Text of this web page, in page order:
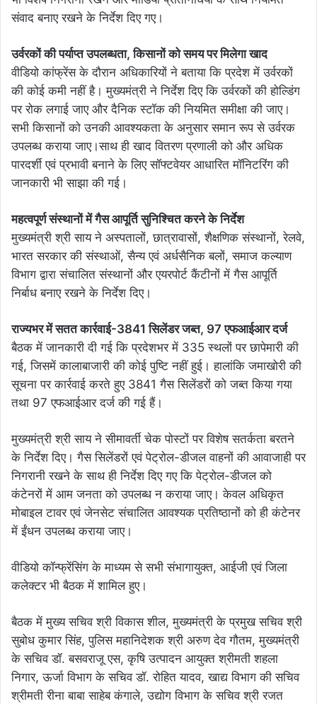
संवाद बनाए रखने के निर्देश दिए गए।
उर्वरकों की पर्याप्त उपलब्धता, किसानों को समय पर मिलेगा खाद
वीडियो कांफ्रेंस के दौरान अधिकारियों ने बताया कि प्रदेश में उर्वरकों
की कोई कमी नहीं है। मुख्यमंत्री ने निर्देश दिए कि उर्वरकों की होल्डिंग
पर रोक लगाई जाए और दैनिक स्टॉक की नियमित समीक्षा की जाए।
सभी किसानों को उनकी आवश्यकता के अनुसार समान रूप से उर्वरक
उपलब्ध कराया जाए।साथ ही खाद वितरण प्रणाली को और अधिक
पारदर्शी एवं प्रभावी बनाने के लिए सॉफ्टवेयर आधारित मॉनिटरिंग की
जानकारी भी साझा की गई।
महत्वपूर्ण संस्थानों में गैस आपूर्ति सुनिश्चित करने के निर्देश
मुख्यमंत्री श्री साय ने अस्पतालों, छात्रावासों, शैक्षणिक संस्थानों, रेलवे,
भारत सरकार की संस्थाओं, सैन्य एवं अर्धसैनिक बलों, समाज कल्याण
विभाग द्वारा संचालित संस्थानों और एयरपोर्ट कैंटीनों में गैस आपूर्ति
निर्बाध बनाए रखने के निर्देश दिए।
राज्यभर में सतत कार्रवाई-3841 सिलेंडर जब्त, 97 एफआईआर दर्ज
बैठक में जानकारी दी गई कि प्रदेशभर में 335 स्थलों पर छापेमारी की
गई, जिसमें कालाबाजारी की कोई पुष्टि नहीं हुई। हालांकि जमाखोरी की
सूचना पर कार्रवाई करते हुए 3841 गैस सिलेंडरों को जब्त किया गया
तथा 97 एफआईआर दर्ज की गई हैं।
मुख्यमंत्री श्री साय ने सीमावर्ती चेक पोस्टों पर विशेष सतर्कता बरतने
के निर्देश दिए। गैस सिलेंडरों एवं पेट्रोल-डीजल वाहनों की आवाजाही पर
निगरानी रखने के साथ ही निर्देश दिए गए कि पेट्रोल-डीजल को
कंटेनरों में आम जनता को उपलब्ध न कराया जाए। केवल अधिकृत
मोबाइल टावर एवं जेनसेट संचालित आवश्यक प्रतिष्ठानों को ही कंटेनर
में ईंधन उपलब्ध कराया जाए।
वीडियो कॉन्फ्रेंसिंग के माध्यम से सभी संभागायुक्त, आईजी एवं जिला
कलेक्टर भी बैठक में शामिल हुए।
बैठक में मुख्य सचिव श्री विकास शील, मुख्यमंत्री के प्रमुख सचिव श्री
सुबोध कुमार सिंह, पुलिस महानिदेशक श्री अरुण देव गौतम, मुख्यमंत्री
के सचिव डॉ. बसवराजू एस, कृषि उत्पादन आयुक्त श्रीमती शहला
निगार, ऊर्जा विभाग के सचिव डॉ. रोहित यादव, खाद्य विभाग की सचिव
श्रीमती रीना बाबा साहेब कंगाले, उद्योग विभाग के सचिव श्री रजत